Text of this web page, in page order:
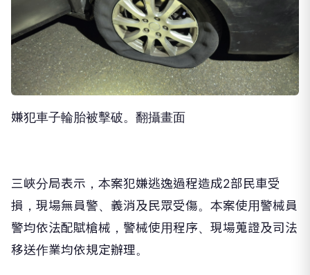
嫌犯車子輪胎被擊破。翻攝畫面
三峽分局表示，本案犯嫌逃逸過程造成2部民車受
損，現場無員警、義消及民眾受傷。本案使用警械員
警均依法配賦槍械，警械使用程序、現場蒐證及司法
移送作業均依規定辦理。